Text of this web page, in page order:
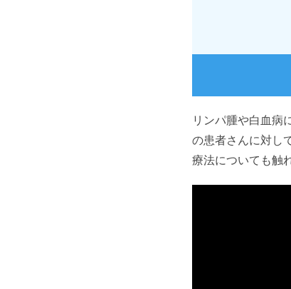
リンパ腫や白血病
の患者さんに対し
療法についても触